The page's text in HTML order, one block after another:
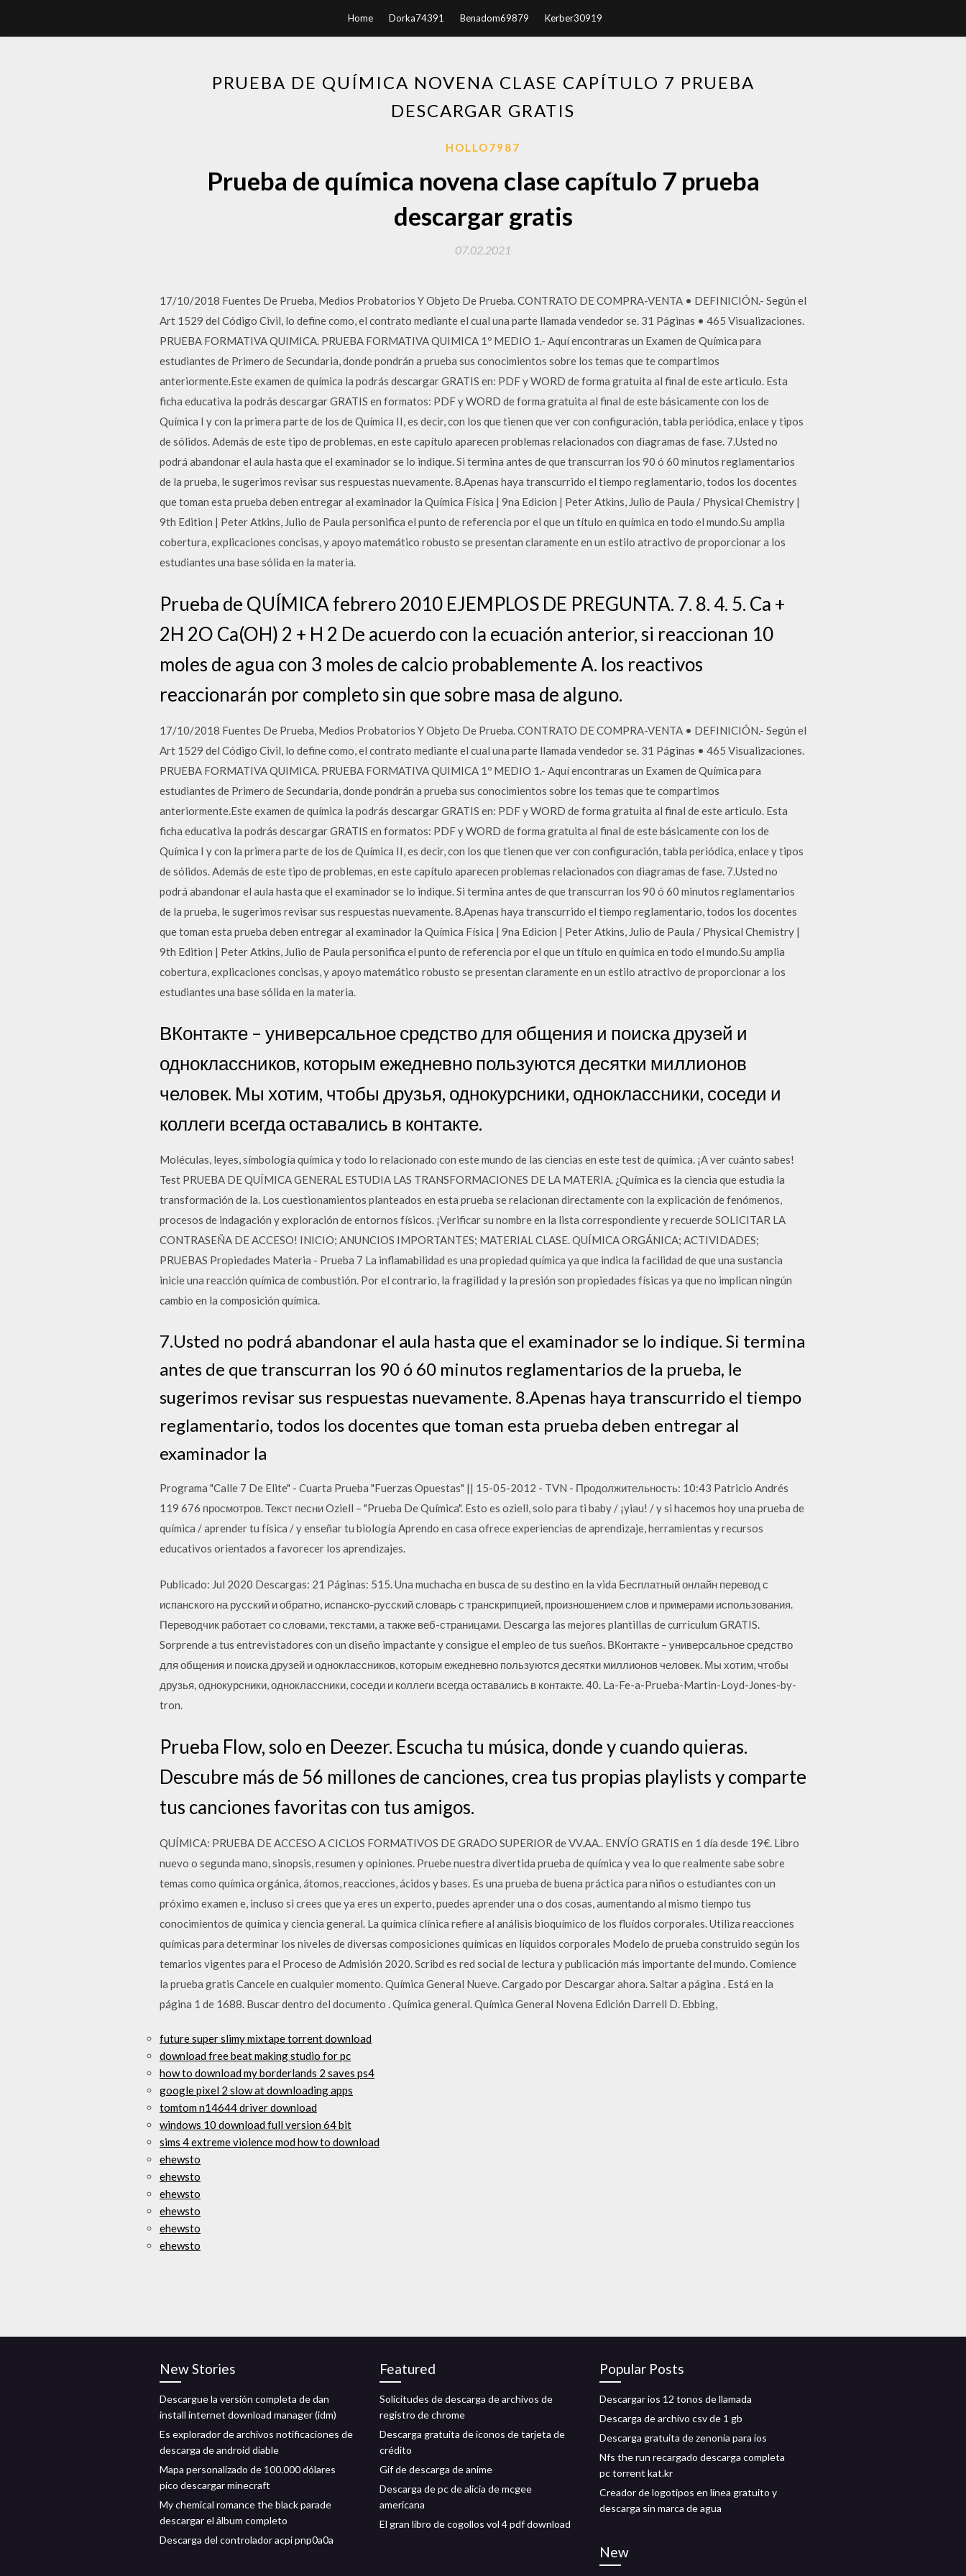
Home Dorka74391 Benadom69879 Kerber30919
PRUEBA DE QUÍMICA NOVENA CLASE CAPÍTULO 7 PRUEBA
DESCARGAR GRATIS
HOLLO7987
Prueba de química novena clase capítulo 7 prueba
descargar gratis
07.02.2021
17/10/2018 Fuentes De Prueba, Medios Probatorios Y Objeto De Prueba. CONTRATO DE COMPRA-VENTA • DEFINICIÓN.- Según el
Art 1529 del Código Civil, lo define como, el contrato mediante el cual una parte llamada vendedor se. 31 Páginas • 465 Visualizaciones.
PRUEBA FORMATIVA QUIMICA. PRUEBA FORMATIVA QUIMICA 1º MEDIO 1.- Aquí encontraras un Examen de Química para
estudiantes de Primero de Secundaria, donde pondrán a prueba sus conocimientos sobre los temas que te compartimos
anteriormente.Este examen de química la podrás descargar GRATIS en: PDF y WORD de forma gratuita al final de este articulo. Esta
ficha educativa la podrás descargar GRATIS en formatos: PDF y WORD de forma gratuita al final de este básicamente con los de
Química I y con la primera parte de los de Química II, es decir, con los que tienen que ver con configuración, tabla periódica, enlace y tipos
de sólidos. Además de este tipo de problemas, en este capítulo aparecen problemas relacionados con diagramas de fase. 7.Usted no
podrá abandonar el aula hasta que el examinador se lo indique. Si termina antes de que transcurran los 90 ó 60 minutos reglamentarios
de la prueba, le sugerimos revisar sus respuestas nuevamente. 8.Apenas haya transcurrido el tiempo reglamentario, todos los docentes
que toman esta prueba deben entregar al examinador la Química Física | 9na Edicion | Peter Atkins, Julio de Paula / Physical Chemistry |
9th Edition | Peter Atkins, Julio de Paula personifica el punto de referencia por el que un título en química en todo el mundo.Su amplia
cobertura, explicaciones concisas, y apoyo matemático robusto se presentan claramente en un estilo atractivo de proporcionar a los
estudiantes una base sólida en la materia.
Prueba de QUÍMICA febrero 2010 EJEMPLOS DE PREGUNTA. 7. 8. 4. 5. Ca +
2H 2O Ca(OH) 2 + H 2 De acuerdo con la ecuación anterior, si reaccionan 10
moles de agua con 3 moles de calcio probablemente A. los reactivos
reaccionarán por completo sin que sobre masa de alguno.
17/10/2018 Fuentes De Prueba, Medios Probatorios Y Objeto De Prueba. CONTRATO DE COMPRA-VENTA • DEFINICIÓN.- Según el
Art 1529 del Código Civil, lo define como, el contrato mediante el cual una parte llamada vendedor se. 31 Páginas • 465 Visualizaciones.
PRUEBA FORMATIVA QUIMICA. PRUEBA FORMATIVA QUIMICA 1º MEDIO 1.- Aquí encontraras un Examen de Química para
estudiantes de Primero de Secundaria, donde pondrán a prueba sus conocimientos sobre los temas que te compartimos
anteriormente.Este examen de química la podrás descargar GRATIS en: PDF y WORD de forma gratuita al final de este articulo. Esta
ficha educativa la podrás descargar GRATIS en formatos: PDF y WORD de forma gratuita al final de este básicamente con los de
Química I y con la primera parte de los de Química II, es decir, con los que tienen que ver con configuración, tabla periódica, enlace y tipos
de sólidos. Además de este tipo de problemas, en este capítulo aparecen problemas relacionados con diagramas de fase. 7.Usted no
podrá abandonar el aula hasta que el examinador se lo indique. Si termina antes de que transcurran los 90 ó 60 minutos reglamentarios
de la prueba, le sugerimos revisar sus respuestas nuevamente. 8.Apenas haya transcurrido el tiempo reglamentario, todos los docentes
que toman esta prueba deben entregar al examinador la Química Física | 9na Edicion | Peter Atkins, Julio de Paula / Physical Chemistry |
9th Edition | Peter Atkins, Julio de Paula personifica el punto de referencia por el que un título en química en todo el mundo.Su amplia
cobertura, explicaciones concisas, y apoyo matemático robusto se presentan claramente en un estilo atractivo de proporcionar a los
estudiantes una base sólida en la materia.
ВКонтакте – универсальное средство для общения и поиска друзей и
одноклассников, которым ежедневно пользуются десятки миллионов
человек. Мы хотим, чтобы друзья, однокурсники, одноклассники, соседи и
коллеги всегда оставались в контакте.
Moléculas, leyes, símbología química y todo lo relacionado con este mundo de las ciencias en este test de química. ¡A ver cuánto sabes!
Test PRUEBA DE QUÍMICA GENERAL ESTUDIA LAS TRANSFORMACIONES DE LA MATERIA. ¿Química es la ciencia que estudia la
transformación de la. Los cuestionamientos planteados en esta prueba se relacionan directamente con la explicación de fenómenos,
procesos de indagación y exploración de entornos físicos. ¡Verificar su nombre en la lista correspondiente y recuerde SOLICITAR LA
CONTRASEÑA DE ACCESO! INICIO; ANUNCIOS IMPORTANTES; MATERIAL CLASE. QUÍMICA ORGÁNICA; ACTIVIDADES;
PRUEBAS Propiedades Materia - Prueba 7 La inflamabilidad es una propiedad química ya que indica la facilidad de que una sustancia
inicie una reacción química de combustión. Por el contrario, la fragilidad y la presión son propiedades físicas ya que no implican ningún
cambio en la composición química.
7.Usted no podrá abandonar el aula hasta que el examinador se lo indique. Si termina
antes de que transcurran los 90 ó 60 minutos reglamentarios de la prueba, le
sugerimos revisar sus respuestas nuevamente. 8.Apenas haya transcurrido el tiempo
reglamentario, todos los docentes que toman esta prueba deben entregar al
examinador la
Programa "Calle 7 De Elite" - Cuarta Prueba "Fuerzas Opuestas" || 15-05-2012 - TVN - Продолжительность: 10:43 Patricio Andrés
119 676 просмотров. Текст песни Oziell – "Prueba De Química". Esto es oziell, solo para ti baby / ¡yiau! / y si hacemos hoy una prueba de
química / aprender tu física / y enseñar tu biología Aprendo en casa ofrece experiencias de aprendizaje, herramientas y recursos
educativos orientados a favorecer los aprendizajes.
Publicado: Jul 2020 Descargas: 21 Páginas: 515. Una muchacha en busca de su destino en la vida Бесплатный онлайн перевод с
испанского на русский и обратно, испанско-русский словарь с транскрипцией, произношением слов и примерами использования.
Переводчик работает со словами, текстами, а также веб-страницами. Descarga las mejores plantillas de curriculum GRATIS.
Sorprende a tus entrevistadores con un diseño impactante y consigue el empleo de tus sueños. ВКонтакте – универсальное средство
для общения и поиска друзей и одноклассников, которым ежедневно пользуются десятки миллионов человек. Мы хотим, чтобы
друзья, однокурсники, одноклассники, соседи и коллеги всегда оставались в контакте. 40. La-Fe-a-Prueba-Martin-Loyd-Jones-by-
tron.
Prueba Flow, solo en Deezer. Escucha tu música, donde y cuando quieras.
Descubre más de 56 millones de canciones, crea tus propias playlists y comparte
tus canciones favoritas con tus amigos.
QUÍMICA: PRUEBA DE ACCESO A CICLOS FORMATIVOS DE GRADO SUPERIOR de VV.AA.. ENVÍO GRATIS en 1 día desde 19€. Libro
nuevo o segunda mano, sinopsis, resumen y opiniones. Pruebe nuestra divertida prueba de química y vea lo que realmente sabe sobre
temas como química orgánica, átomos, reacciones, ácidos y bases. Es una prueba de buena práctica para niños o estudiantes con un
próximo examen e, incluso si crees que ya eres un experto, puedes aprender una o dos cosas, aumentando al mismo tiempo tus
conocimientos de química y ciencia general. La química clínica refiere al análisis bioquímico de los fluídos corporales. Utiliza reacciones
químicas para determinar los niveles de diversas composiciones químicas en líquidos corporales Modelo de prueba construido según los
temarios vigentes para el Proceso de Admisión 2020. Scribd es red social de lectura y publicación más importante del mundo. Comience
la prueba gratis Cancele en cualquier momento. Química General Nueve. Cargado por Descargar ahora. Saltar a página . Está en la
página 1 de 1688. Buscar dentro del documento . Química general. Química General Novena Edición Darrell D. Ebbing,
future super slimy mixtape torrent download
download free beat making studio for pc
how to download my borderlands 2 saves ps4
google pixel 2 slow at downloading apps
tomtom n14644 driver download
windows 10 download full version 64 bit
sims 4 extreme violence mod how to download
ehewsto
ehewsto
ehewsto
ehewsto
ehewsto
ehewsto
New Stories
Descargue la versión completa de dan
install internet download manager (idm)
Es explorador de archivos notificaciones de
descarga de android diable
Mapa personalizado de 100.000 dólares
pico descargar minecraft
My chemical romance the black parade
descargar el álbum completo
Descarga del controlador acpi pnp0a0a
Featured
Solicitudes de descarga de archivos de
registro de chrome
Descarga gratuita de iconos de tarjeta de
crédito
Gif de descarga de anime
Descarga de pc de alicia de mcgee
americana
El gran libro de cogollos vol 4 pdf download
Popular Posts
Descargar ios 12 tonos de llamada
Descarga de archivo csv de 1 gb
Descarga gratuita de zenonia para ios
Nfs the run recargado descarga completa
pc torrent kat.kr
Creador de logotipos en línea gratuito y
descarga sin marca de agua
New